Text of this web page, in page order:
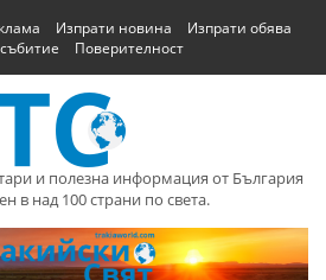
Изпрати новина
Изпрати обява
Поверителност
и полезна информация от България
в над 100 страни по света.